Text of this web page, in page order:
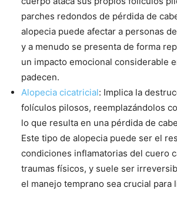
parches redondos de pérdida de
alopecia puede afectar a personas
y a menudo se presenta de forma
un impacto emocional considerable
padecen.
Alopecia cicatricial: Implica la
folículos pilosos, reemplazándolos
lo que resulta en una pérdida de
Este tipo de alopecia puede ser el
condiciones inflamatorias del cuero
traumas físicos, y suele ser
el manejo temprano sea crucial para